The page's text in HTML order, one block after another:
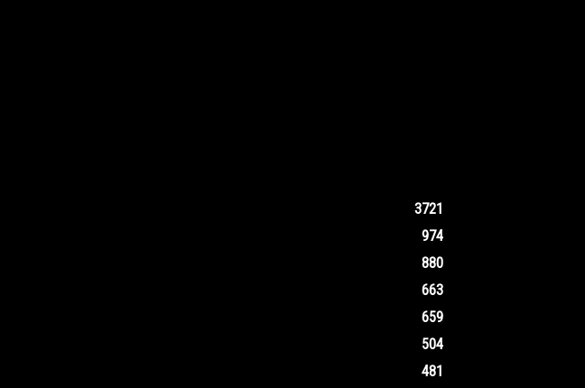
3721
974
880
663
659
504
481